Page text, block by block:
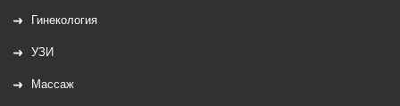
Гинекология
УЗИ
Массаж